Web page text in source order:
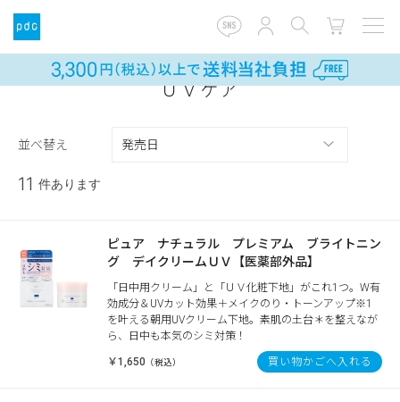
ＵＶケア
並べ替え
11 件あります
ピュア ナチュラル プレミアム ブライトニン
グ デイクリームＵＶ【医薬部外品】
「日中用クリーム」と「ＵＶ化粧下地」がこれ1つ。W有
効成分＆UVカット効果＋メイクのり・トーンアップ※1
を叶える朝用UVクリーム下地。素肌の土台＊を整えなが
ら、日中も本気のシミ対策！
￥1,650 （税込） 買い物かごへ入れる